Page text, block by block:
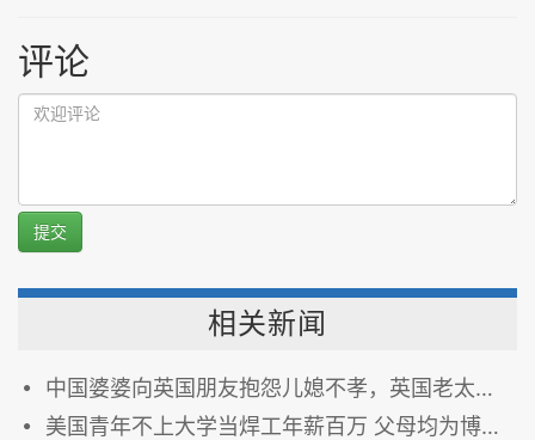
评论
提交
相关新闻
中国婆婆向英国朋友抱怨儿媳不孝，英国老太太的话让她沉默了
美国青年不上大学当焊工年薪百万 父母均为博士(图)